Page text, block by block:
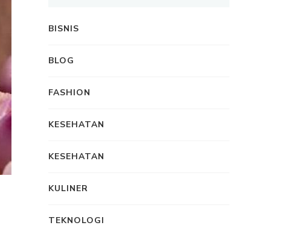
BISNIS
BLOG
FASHION
KESEHATAN
KESEHATAN
KULINER
TEKNOLOGI